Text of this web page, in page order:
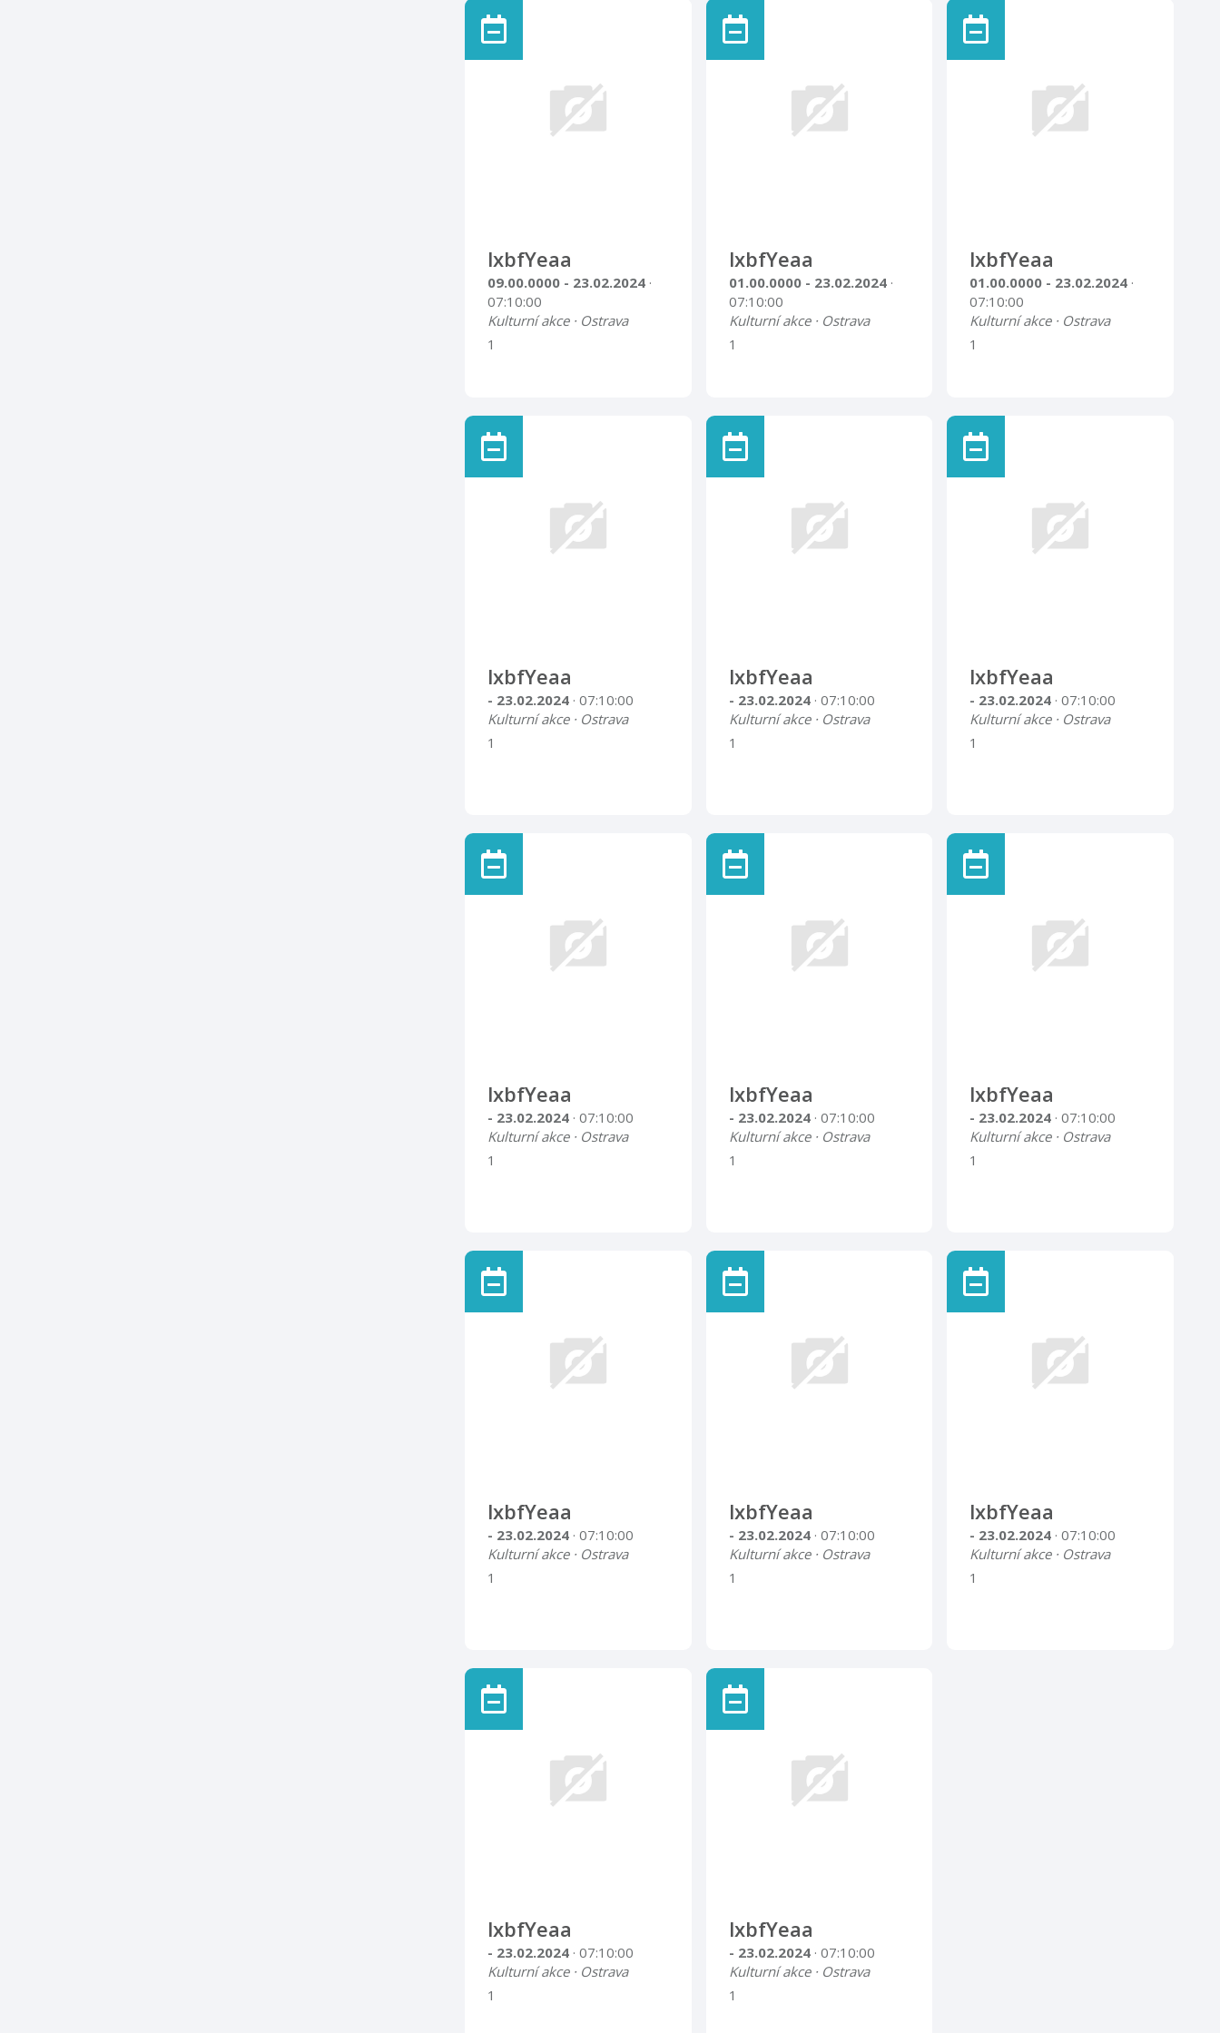
lxbfYeaa
09.00.0000 - 23.02.2024 ·
07:10:00
Kulturní akce · Ostrava
1
lxbfYeaa
01.00.0000 - 23.02.2024 ·
07:10:00
Kulturní akce · Ostrava
1
lxbfYeaa
01.00.0000 - 23.02.2024 ·
07:10:00
Kulturní akce · Ostrava
1
lxbfYeaa
- 23.02.2024 · 07:10:00
Kulturní akce · Ostrava
1
lxbfYeaa
- 23.02.2024 · 07:10:00
Kulturní akce · Ostrava
1
lxbfYeaa
- 23.02.2024 · 07:10:00
Kulturní akce · Ostrava
1
lxbfYeaa
- 23.02.2024 · 07:10:00
Kulturní akce · Ostrava
1
lxbfYeaa
- 23.02.2024 · 07:10:00
Kulturní akce · Ostrava
1
lxbfYeaa
- 23.02.2024 · 07:10:00
Kulturní akce · Ostrava
1
lxbfYeaa
- 23.02.2024 · 07:10:00
Kulturní akce · Ostrava
1
lxbfYeaa
- 23.02.2024 · 07:10:00
Kulturní akce · Ostrava
1
lxbfYeaa
- 23.02.2024 · 07:10:00
Kulturní akce · Ostrava
1
lxbfYeaa
- 23.02.2024 · 07:10:00
Kulturní akce · Ostrava
1
lxbfYeaa
- 23.02.2024 · 07:10:00
Kulturní akce · Ostrava
1